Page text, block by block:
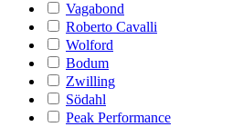
Vagabond
Roberto Cavalli
Wolford
Bodum
Zwilling
Södahl
Peak Performance